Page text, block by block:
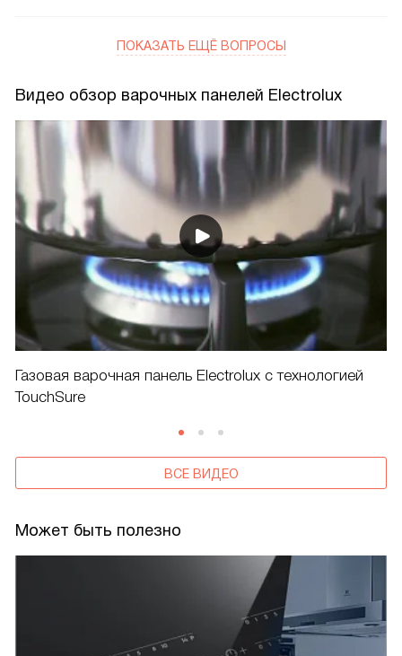
ПОКАЗАТЬ ЕЩЁ ВОПРОСЫ
Видео обзор варочных панелей Electrolux
Газовая варочная панель Electrolux с технологией
TouchSure
ВСЕ ВИДЕО
Может быть полезно